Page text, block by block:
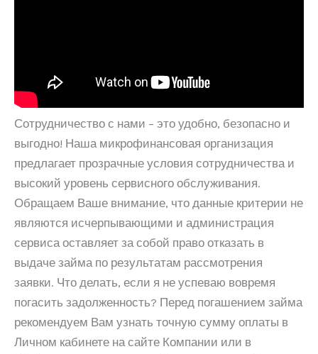
Сотрудничество с нами – это удобно, безопасно и
выгодно! Наша микрофинансовая организация
предлагает прозрачные условия сотрудничества и
высокий уровень сервисного обслуживания.
Обращаем Ваше внимание, что данные критерии не
являются исчерпывающими и администрация
сервиса оставляет за собой право отказать в
выдаче займа по результатам рассмотрения
заявки. Что делать, если я не успеваю вовремя
погасить задолженность? Перед погашением займа
рекомендуем Вам узнать точную сумму оплаты в
Личном кабинете на сайте Компании или в